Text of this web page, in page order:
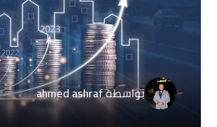
بواسطةahmed ashraf